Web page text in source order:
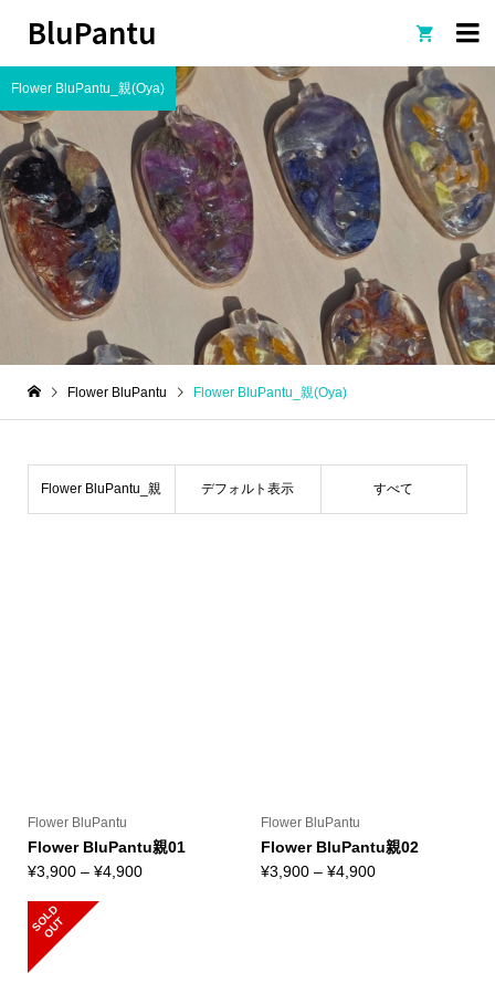
BluPantu 
Flower BluPantu_親(Oya)
Flower BluPantu Flower BluPantu_親(Oya)
Flower BluPantu_親 デフォルト表示 すべて
Flower BluPantu
Flower BluPantu親01
¥3,900 – ¥4,900価
Flower BluPantu
Flower BluPantu親02
¥3,900 –¥4,900価
S
O
L
D
O
U
T